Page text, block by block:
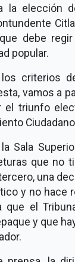
la elección
debe
popular.
criterios
vamos a
el triunfo
Sala
que no
una
y no hace
que el
y que